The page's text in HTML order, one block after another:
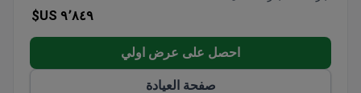
٩٬٨٤٩ US$
احصل على عرض اولي
صفحة العيادة